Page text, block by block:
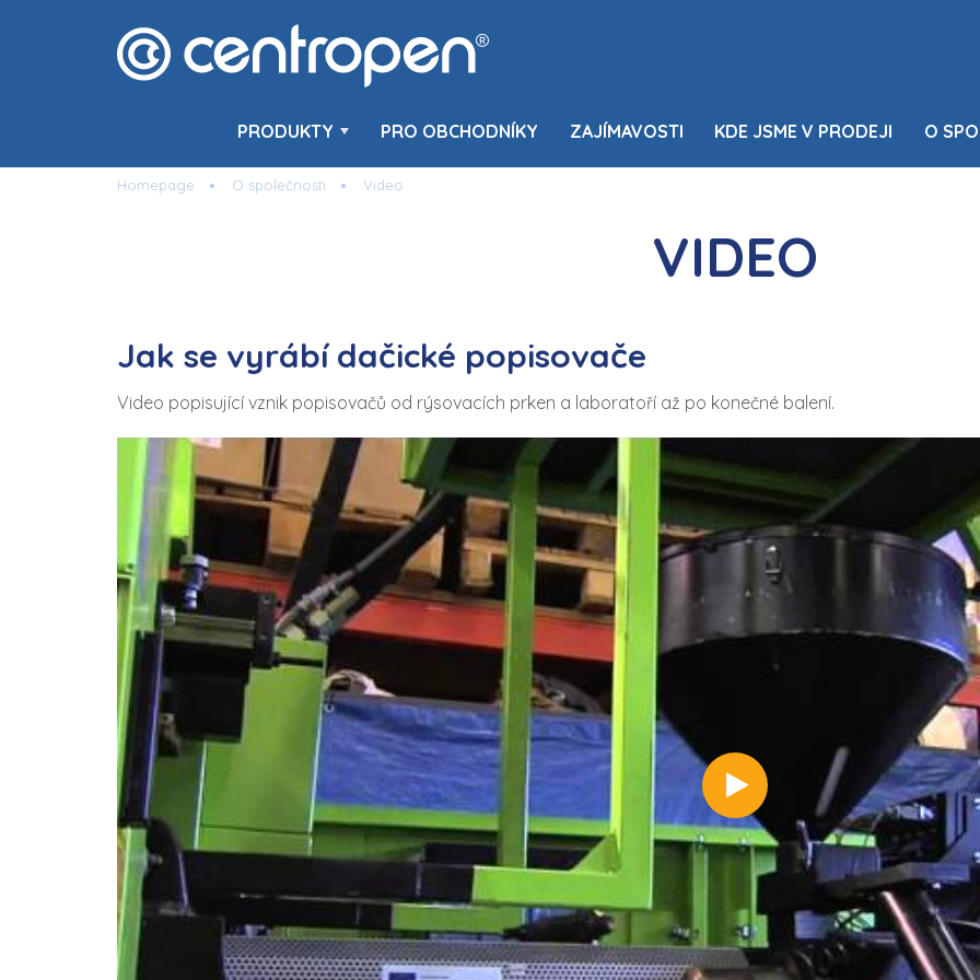
PRODUKTY PRO OBCHODNÍKY ZAJÍMAVOSTI KDE JSME V PRODEJI O
Homepage O společnosti Video
VIDEO
Jak se vyrábí dačické popisovače
Video popisující vznik popisovačů od rýsovacích prken a laboratoří až po konečné balení.
https://www.youtube.com/watch?v=Vx5dARQjcZQ">https://www.youtube.com/